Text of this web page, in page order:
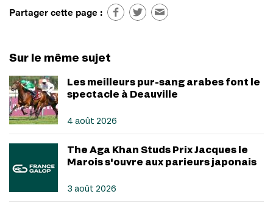
Partager cette page :
Sur le même sujet
Les meilleurs pur-sang arabes font le
spectacle à Deauville
4 août 2026
The Aga Khan Studs Prix Jacques le
Marois s'ouvre aux parieurs japonais
3 août 2026